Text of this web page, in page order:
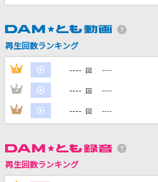
Carpenters
アカイト
りぶ
怪物
YOASOBI
花が落ちたので、
一二三 feat.初音ミク
[生音]ORION
中島美嘉
再生回数ランキング
1 ---- 回 ----
2 ---- 回 ----
3 ---- 回 ----
再生回数ランキング